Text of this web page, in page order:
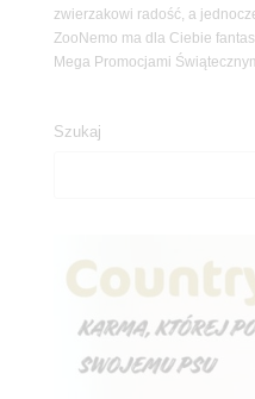
zwierzakowi radość, a
ZooNemo ma dla Ciebie
Mega Promocjami
Szukaj